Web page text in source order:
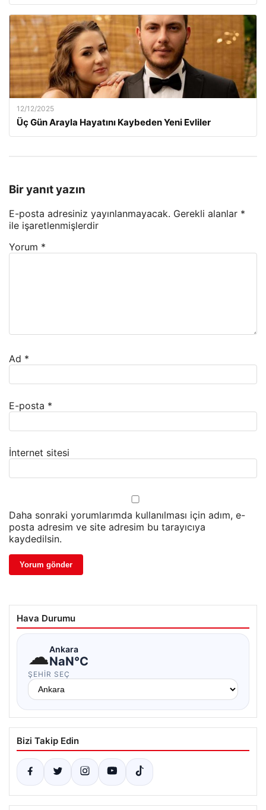
12/12/2025
Üç Gün Arayla Hayatını Kaybeden Yeni Evliler
Bir yanıt yazın
E-posta adresiniz yayınlanmayacak. Gerekli alanlar *
ile işaretlenmişlerdir
Yorum *
Ad *
E-posta *
İnternet sitesi
Daha sonraki yorumlarımda kullanılması için adım, e-
posta adresim ve site adresim bu tarayıcıya
kaydedilsin.
Hava Durumu
☁Ankara
NaN°C
ŞEHIR SEÇ
Bizi Takip Edin